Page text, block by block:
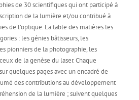
de 30 scientifiques qui ont participé à
de la lumière et/ou contribué à
de l’optique. La table des matières les
: les génies bâtisseurs, les
pionniers de la photographie, les
de la genèse du laser. Chaque
quelques pages avec un encadré de
des contributions au développement
de la lumière ; suivent quelques